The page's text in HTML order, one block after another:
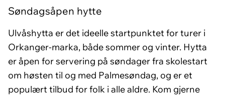
Søndagsåpen hytte
Ulvåshytta er det ideelle startpunktet for turer i
Orkanger-marka, både sommer og vinter. Hytta
er åpen for servering på søndager fra skolestart
om høsten til og med Palmesøndag, og er et
populært tilbud for folk i alle aldre. Kom gjerne